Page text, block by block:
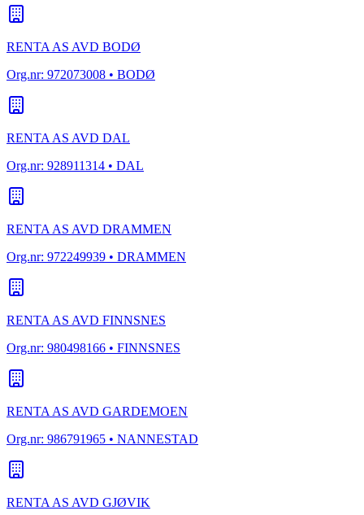
RENTA AS AVD BODØ
Org.nr: 972073008 • BODØ
RENTA AS AVD DAL
Org.nr: 928911314 • DAL
RENTA AS AVD DRAMMEN
Org.nr: 972249939 • DRAMMEN
RENTA AS AVD FINNSNES
Org.nr: 980498166 • FINNSNES
RENTA AS AVD GARDEMOEN
Org.nr: 986791965 • NANNESTAD
RENTA AS AVD GJØVIK